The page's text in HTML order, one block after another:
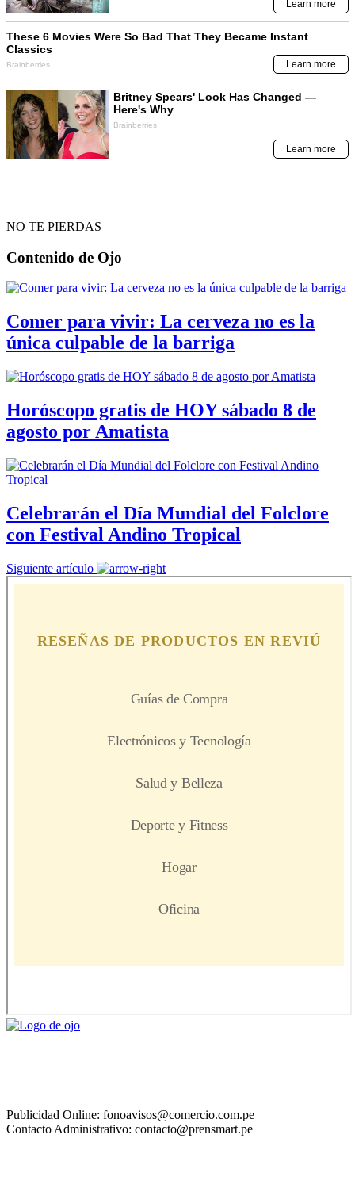
NO TE PIERDAS
Contenido de Ojo
Comer para vivir: La cerveza no es la
única culpable de la barriga
Horóscopo gratis de HOY sábado 8 de
agosto por Amatista
Celebrarán el Día Mundial del Folclore
con Festival Andino Tropical
Siguiente artículo
Publicidad Online: fonoavisos@comercio.com.pe
Contacto Administrativo: contacto@prensmart.pe